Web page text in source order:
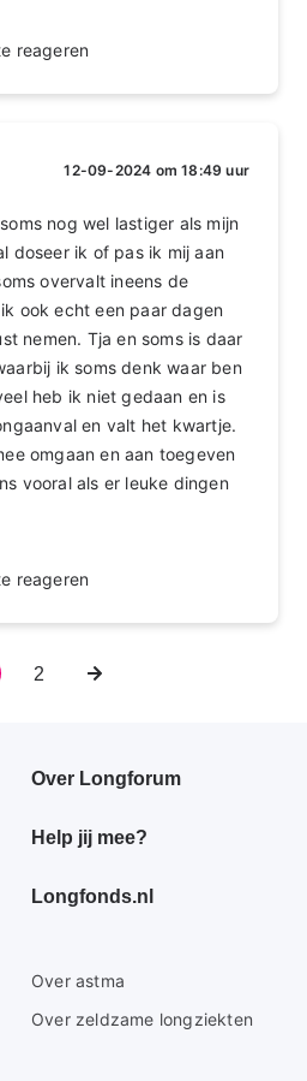
reageren
12-09-2024 om 18:49 uur
nog wel lastiger als mijn
doseer ik of pas ik mij aan
overvalt ineens de
ook echt een paar dagen
nemen. Tja en soms is daar
ik soms denk waar ben
heb ik niet gedaan en is
en valt het kwartje.
omgaan en aan toegeven
vooral als er leuke dingen
reageren
Pagina
2
Volgende
Over Longforum
Help jij mee?
Longfonds.nl
Over astma
Over zeldzame longziekten